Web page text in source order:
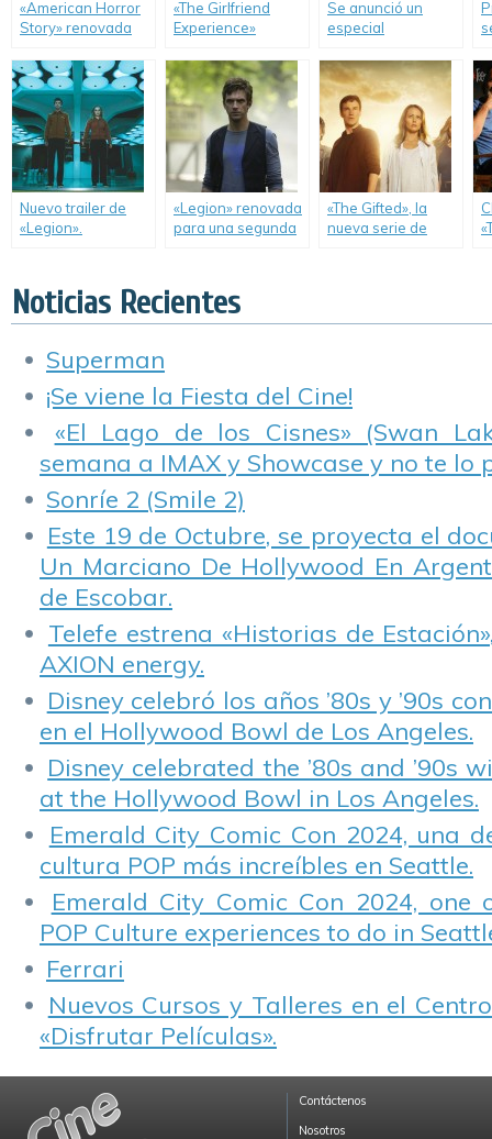
«American Horror
Story» renovada
temporada.
«The Girlfriend
Experience»
segunda
temporada.
Se anunció un
especial
«The Walking
Dead».
Nuevo trailer de
«Legion».
«Legion» renovada
para una segunda
«The Gifted», la
nueva serie de
Noticias Recientes
Superman
¡Se viene la Fiesta del Cine!
«El Lago de los Cisnes» (Swan
semana a IMAX y Showcase y no te lo
Sonríe 2 (Smile 2)
Este 19 de Octubre, se proyecta el
Un Marciano De Hollywood En
de Escobar.
Telefe estrena «Historias de
AXION energy.
Disney celebró los años ’80s y ’90s
en el Hollywood Bowl de Los Angeles.
Disney celebrated the ’80s and ’90s
at the Hollywood Bowl in Los Angeles.
Emerald City Comic Con 2024, una
cultura POP más increíbles en Seattle.
Emerald City Comic Con 2024,
POP Culture experiences to do in
Ferrari
Nuevos Cursos y Talleres en el
«Disfrutar Películas».
Contáctenos
Nosotros